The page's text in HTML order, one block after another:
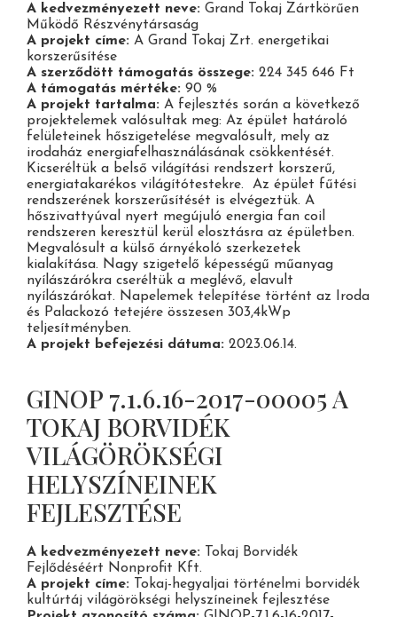
BELÉPÉS
ELMÚLT MÁR 18 ÉVES?
IGEN
NEM
A kedvezményezett neve: Grand Tokaj Zártkörűen
Működő Részvénytársaság
A projekt címe: A Grand Tokaj Zrt. energetikai
korszerűsítése
A szerződött támogatás összege: 224 345 646 Ft
A támogatás mértéke: 90 %
A projekt tartalma: A fejlesztés során a következő
projektelemek valósultak meg: Az épület határoló
felületeinek hőszigetelése megvalósult, mely az
irodaház energiafelhasználásának csökkentését.
Kicseréltük a belső világítási rendszert korszerű,
energiatakarékos világítótestekre. Az épület fűtési
rendszerének korszerűsítését is elvégeztük. A
hőszivattyúval nyert megújuló energia fan coil
rendszeren keresztül kerül elosztásra az épületben.
Megvalósult a külső árnyékoló szerkezetek
kialakítása. Nagy szigetelő képességű műanyag
nyílászárókra cseréltük a meglévő, elavult
nyílászárókat. Napelemek telepítése történt az Iroda
és Palackozó tetejére összesen 303,4kWp
teljesítményben.
A projekt befejezési dátuma: 2023.06.14.
GINOP 7.1.6.16-2017-00005 A
TOKAJ BORVIDÉK
VILÁGÖRÖKSÉGI
HELYSZÍNEINEK
FEJLESZTÉSE
A kedvezményezett neve: Tokaj Borvidék
Fejlődéséért Nonprofit Kft.
A projekt címe: Tokaj-hegyaljai történelmi borvidék
kultúrtáj világörökségi helyszíneinek fejlesztése